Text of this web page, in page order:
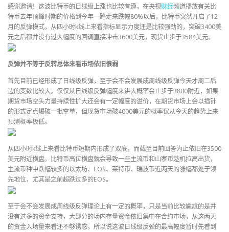
感谢邀请！这波比特币的日线级上涨也比较有趣，在央视财经频道播放有关比
特币去年顶峰时期的价格到今年一路走来跌幅80%以后，比特币突然开启了12
月的反弹模式，从四小时k线上来看指标显示力度还是比较强劲的，突破3400美
元之后都并没有过大幅度的回调直接冲击3600美元，现货止步于3584美元。
反弹并不等于反转总体来看市场依旧很弱
首先目前已经形成了日线级反弹，至于会不会发展成周线级反弹今天才周二后
边的变数比较大。仅仅从日线级反弹幅度来讲大概率会止步于3800附近，如果
期货市场空头力量持续性扩大还会有一定幅度的溢价，在期货市场上会以插针
的形式定点爆破一批空单，但现货市场破4000美元的概率仅从今天的趋势上来
预测概率极低。
从四小时k线上来看比特币短期内形成了双底，而截至目前回答为止依旧在3500
美元附近横盘。比特币高位横盘就会导致一些主流币和山寨币趁机拉高出货，
主流币种中跌幅较多的以太坊、EOS、莱特币、瑞波币近两天的涨幅都处于领
先地位，尤其是之前超跌过多的EOS。
至于会不会发展成周线级反弹理论上有一定的概率，只是当前比较尴尬的是并
没有过多的资金支持，大部分的场内存量资金依旧集中在合约市场，从这两天
的资金入场量来看还不够诱惑，所以说这波日线级反弹的最高幅度暂时先看到